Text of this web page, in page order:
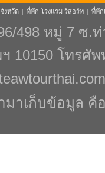
งหวัด | ที่พัก โรงแรม รีสอร์ท | ที่พัก
498 หมู่ 7 ซ.
ฯ 10150 โทรศั
าเก็บข้อมูล คือ